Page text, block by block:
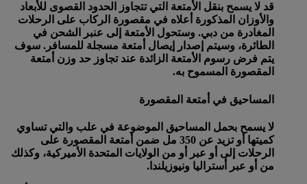
قد لا يسمح بنقل الأمتعة التي تتجاوز الحدود القصوى للأبعاد
والأوزان المذكورة أعلاه في مقصورة الركاب على الرحلات
المغادرة من دبي. وستحول الأمتعة إلى عنبر الشحن في
الطائرة، وسيتم إصدار إيصال أمتعة مسجلة للمسافر. سوف
يتم فرض رسوم الأمتعة الزائدة عند تجاوز حد وزن أمتعة
المقصورة المسموح به.
المساحيق في أمتعة المقصورة
لا يسمح بحمل المساحيق الموضوعة في علب والتي تساوي
كميتها أو تزيد عن 350 مل ضمن أمتعة المقصورة على
الرحلات إلى أو عبر أو من الولايات المتحدة الأميركية، وكذلك
من أو عبر أستراليا ونيوزيلندا.